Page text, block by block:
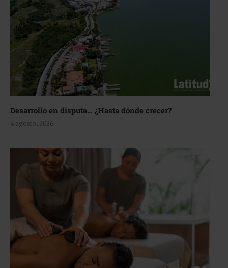
Desarrollo en disputa… ¿Hasta dónde crecer?
4 agosto, 2026